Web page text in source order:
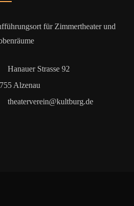
für Zimmertheater und
Hanauer Strasse 92
Alzenau
theaterverein@kultburg.de